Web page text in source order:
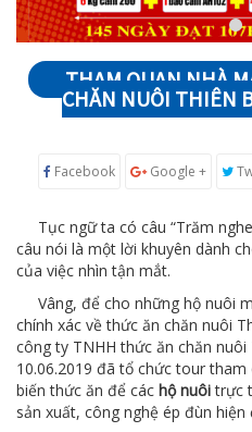
THAM QUAN NHÀ
CHĂN NUÔI THIÊN
Facebook Google +
Tục ngữ ta có câu “Trăm
câu nói là một lời khuyên dành
của việc nhìn tận mắt.
Vâng, để cho những hộ nuôi
chính xác về thức ăn chăn nuôi
công ty TNHH thức ăn chăn
10.06.2019 đã tổ chức tour
biến thức ăn để các hộ nuôitrực
sản xuất, công nghệ ép đùn